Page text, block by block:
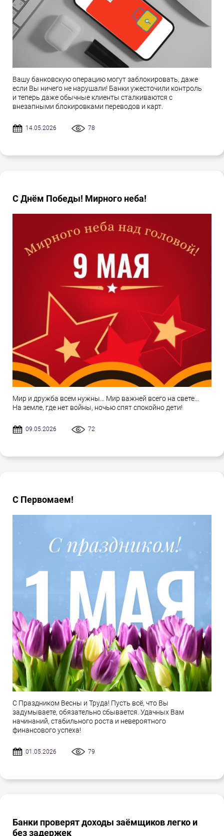
Вашу банковскую операцию могут заблокировать, даже
если Вы ничего не нарушали! Банки ужесточили контроль
и теперь даже обычные клиенты сталкиваются с
внезапными блокировками переводов и карт.
14.05.2026 78
С Днём Победы! Мирного неба!
Мир и дружба всем нужны... Мир важней всего на свете...
На земле, где нет войны, ночью спят спокойно дети!
09.05.2026 72
С Первомаем!
С Праздником Весны и Труда! Пусть всё, что Вы
задумываете, обязательно сбывается. Удачных Вам
начинаний, стабильного роста и невероятного
финансового успеха!
01.05.2026 79
Банки проверят доходы заёмщиков легко и
без задержек